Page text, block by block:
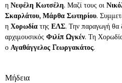
η Νεφέλη Κωτσέλη. Μαζί τους οι
Σκαρλάτου, Μάρθα Σωτηρίου.
η Χορωδία της ΕΛΣ. Την παραγωγή θα
αρχιμουσικός Φιλίπ Ωγκέν. Τη
ο Αγαθάγγελος Γεωργακάτος.
Μήδεια